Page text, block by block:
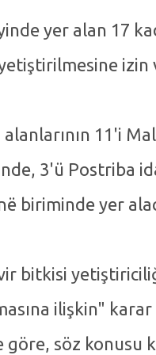
yer alan 17
izin
11'i
3'ü Postriba
biriminde yer
bitkisi
ilişkin"
söz konusu